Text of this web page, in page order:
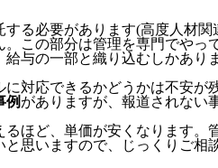
する必要があります(高度人材
この部分は管理を専門でや
与の一部と織り込むしかあ
対応できるかどうかは不安
例 がありますが、報道されない
ほど、単価が安くなります
思いますので、じっくりご相